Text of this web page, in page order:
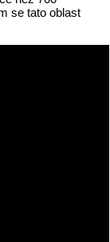
se tato oblast